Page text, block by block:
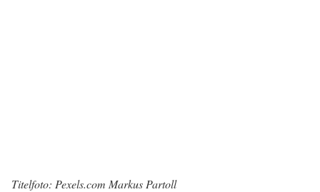
Titelfoto: Pexels.com Markus Partoll